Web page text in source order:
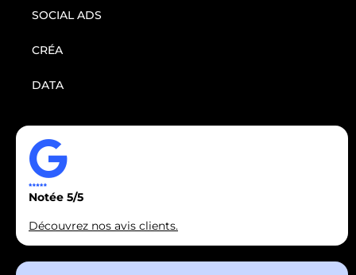
SOCIAL ADS
CRÉA
DATA
Notée 5/5
Découvrez nos avis clients.